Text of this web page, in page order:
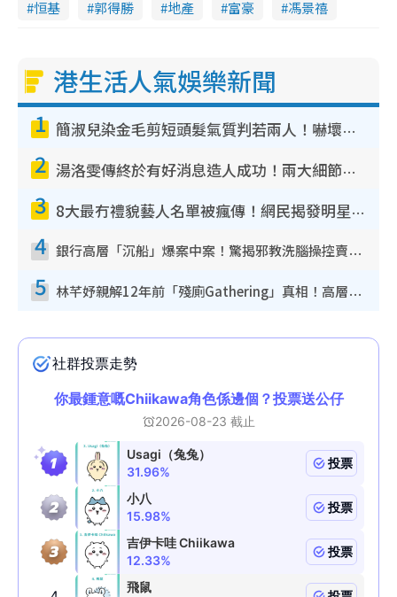
恒基
郭得勝 地產 富豪 馮景禧
港生活人氣娛樂新聞
1 簡淑兒染金毛剪短頭髮氣質判若兩人！嚇壞老公麥大力都認唔出：「你做咩事？」
2 湯洛雯傳終於有好消息造人成功！兩大細節曝孕味極濃惹猜測：大肚婆先會咁！
3 8大最冇禮貌藝人名單被瘋傳！網民揭發明星真面目 一致數臭呢位係無品天花板？
4 銀行高層「沉船」爆案中案！驚揭邪教洗腦操控賣淫被吞600萬 幕後黑手講多錯多
5 林芊妤親解12年前「殘廁Gathering」真相！高層解約一句話重創尊嚴至今拒返TVB